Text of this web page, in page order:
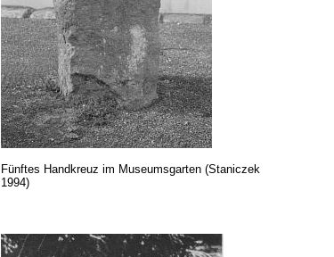
Fünftes Handkreuz im Museumsgarten (Staniczek
1994)